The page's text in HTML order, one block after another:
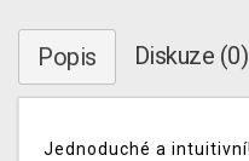
Popis Diskuze (0)
Jednoduché a